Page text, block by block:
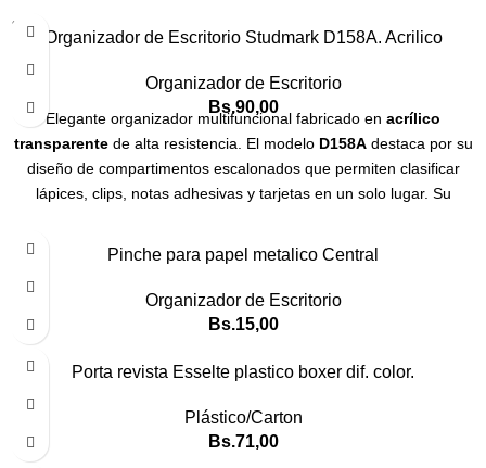
SOLD
OUT
Organizador de Escritorio Studmark D158A. Acrilico
Organizador de Escritorio
Bs.90,00
Elegante organizador multifuncional fabricado en acrílico
transparentede alta resistencia. El modelo D158Adestaca por su
diseño de compartimentos escalonados que permiten clasificar
lápices, clips, notas adhesivas y tarjetas en un solo lugar. Su
aportando un toque moderno y profesional a cualquier escritorio.
Es duradero, fácil de limpiar y posee una base estable con bordes
redondeados.
Pinche para papel metalico Central
Organizador de Escritorio
Bs.15,00
Porta revista Esselte plastico boxer dif. color.
Plástico/Carton
Bs.71,00